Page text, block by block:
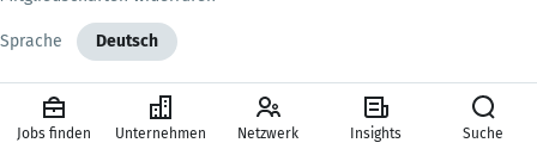
Sprache Deutsch
Jobs finden Unternehmen Netzwerk Insights Suche